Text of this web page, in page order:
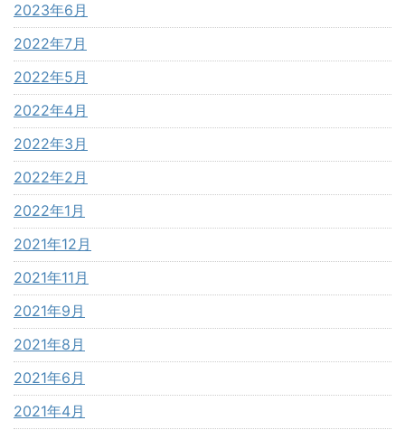
2023年6月
2022年7月
2022年5月
2022年4月
2022年3月
2022年2月
2022年1月
2021年12月
2021年11月
2021年9月
2021年8月
2021年6月
2021年4月